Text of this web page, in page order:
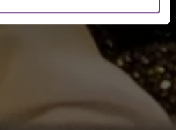
elk moment wijzigen of
of door te klikken op
linksonder op de